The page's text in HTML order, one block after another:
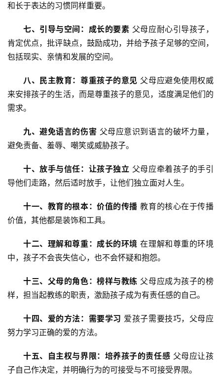
我
师
量
园
中
和长于表达的习惯同样重要。
七、引导与空间：成长的要素 父母应耐心引导孩子，
肯定优点，批评缺点，鼓励成功，并给予孩子足够的空间，
包括现实、亲情和发展的空间。
八、民主教育：尊重孩子的意见 父母应避免使用权威
来安排孩子的生活，而是尊重孩子的意见，适度满足他们的
需求。
九、避免语言的伤害 父母应意识到语言的破坏力量，
避免责备、羞辱、嘲笑或威胁孩子。
十、放手与信任：让孩子独立 父母应牵着孩子的手引
导他们走路，然后适时放手，让他们独立面对人生。
十一、教育的根本：价值的传播 教育的核心在于传播
价值，其他都是装饰和工具。
十二、理解和尊重：成长的环境 在理解和尊重的环境
中，孩子不会丧失信心，也不会怀疑和抱怨。
十三、父母的角色：榜样与教练 父母应成为孩子的榜
样，担当起教练的职责，激励孩子成为有责任感的自己。
十四、爱的方法：需要学习 爱孩子需要技巧，父母应
努力学习正确的爱的方法。
十五、自主权与界限：培养孩子的责任感 父母应让孩
子自己作决定，并明确行为的可接受与不可接受界限。